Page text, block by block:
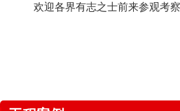
欢迎各界有志之士前来参观考察